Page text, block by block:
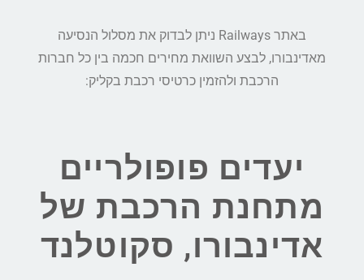
באתר Railways ניתן לבדוק את מסלול הנסיעה
מאדינבורו, לבצע השוואת מחירים חכמה בין כל חברות
הרכבת ולהזמין כרטיסי רכבת בקליק:
יעדים פופולריים
מתחנת הרכבת של
אדינבורו, סקוטלנד